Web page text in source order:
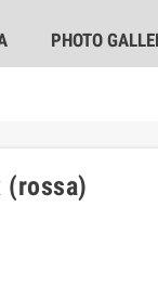
PHOTO
(rossa)